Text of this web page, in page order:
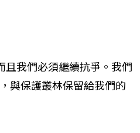
且我們必須繼續抗爭。我們
與保護叢林保留給我們的